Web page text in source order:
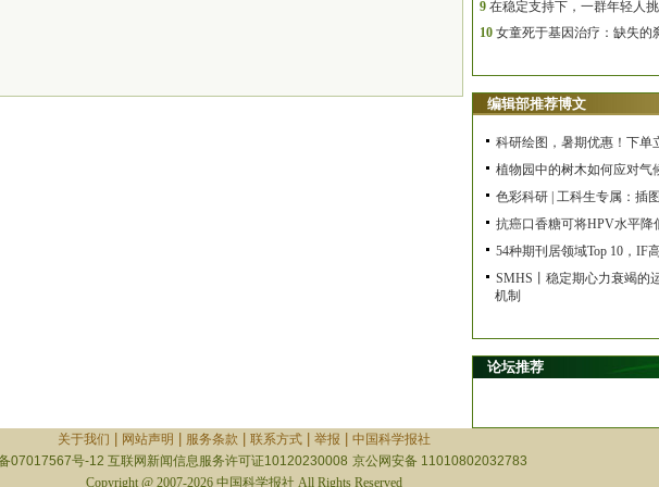
9 在稳定支持下，一群年轻人
10 女童死于基因治疗：缺失的
编辑部推荐博文
科研绘图，暑期优惠！下单
植物园中的树木如何应对气
色彩科研 | 工科生专属：插
抗癌口香糖可将HPV水平降
54种期刊居领域Top 10，IF
SMHS丨稳定期心力衰竭的
机制
论坛推荐
关于我们
网站声明 服务条款 联系方式| 举报
中国科学报社
07017567号-12 互联网新闻信息服务许可证10120230008 京公网安备 11010802032783
Copyright @ 2007-2026 中国科学报社 All Rights Reserved